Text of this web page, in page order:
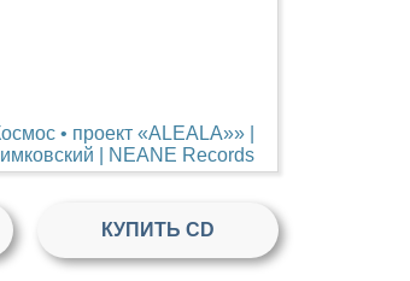
• проект «ALEALA»» |
| NEANE Records
КУПИТЬ CD